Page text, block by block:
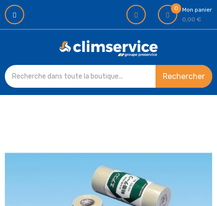
0
Mon panier
0,00 €
Rechercher